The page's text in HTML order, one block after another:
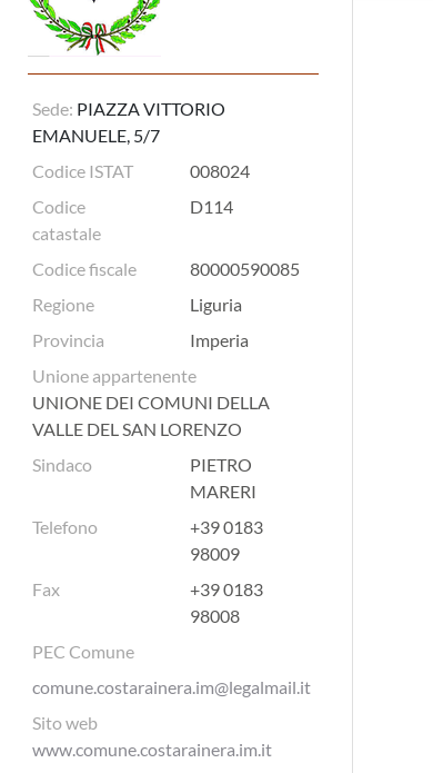
Sede: PIAZZA VITTORIO
EMANUELE, 5/7
Codice ISTAT
008024
Codice
catastale
D114
Codice fiscale
80000590085
Regione
Liguria
Provincia
Imperia
Unione appartenente
UNIONE DEI COMUNI DELLA
VALLE DEL SAN LORENZO
Sindaco
PIETRO
MARERI
Telefono
+39 0183
98009
Fax
+39 0183
98008
PEC Comune
comune.costarainera.im@legalmail.it
Sito web
www.comune.costarainera.im.it